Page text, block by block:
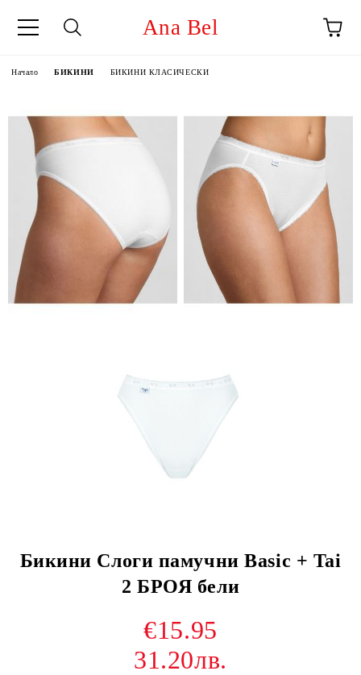
Ana Bel
Начало БИКИНИ БИКИНИ КЛАСИЧЕСКИ
Бикини Слоги памучни Basic + Tai
2 БРОЯ бели
€15.95
31.20лв.